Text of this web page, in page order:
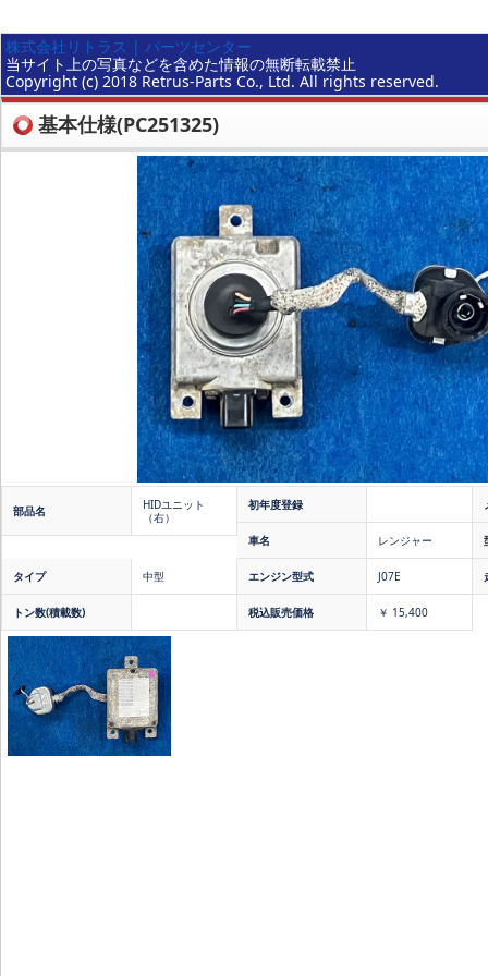
株式会社リトラス | パーツセンター
当サイト上の写真などを含めた情報の無断転載禁止
Copyright (c) 2018 Retrus-Parts Co., Ltd. All rights reserved.
基本仕様(PC251325)
部品名
HIDユニット
（右）
初年度登録
車名 レンジャー
タイプ 中型 エンジン型式 J07E
トン数(積載数) 税込販売価格 ￥ 15,400